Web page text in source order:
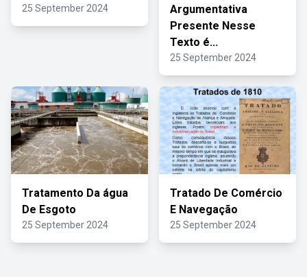
25 September 2024
Argumentativa
Presente Nesse
Texto é...
25 September 2024
Tratamento Da água
De Esgoto
25 September 2024
Tratado De Comércio
E Navegação
25 September 2024